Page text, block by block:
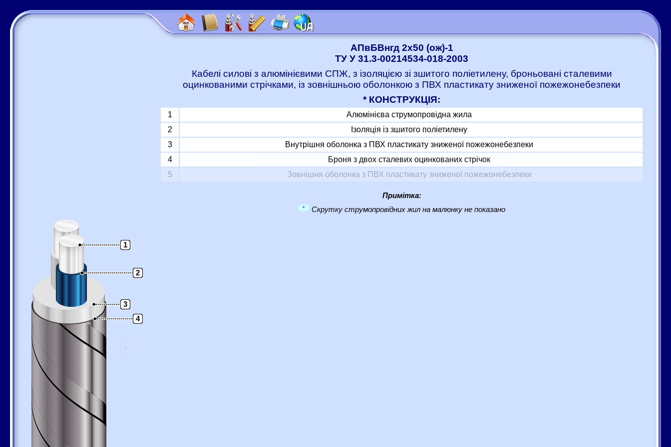
1
2
3
4
АПвБВнгд 2x50 (ож)-1
ТУ У 31.3-00214534-018-2003
Кабелі силові з алюмінієвими СПЖ, з ізоляцією зі зшитого поліетилену, броньовані сталевими
оцинкованими стрічками, із зовнішньою оболонкою з ПВХ пластикату зниженої пожежонебезпеки
* КОНСТРУКЦІЯ:
1
Алюмінієва струмопровідна жила
2
Ізоляція із зшитого поліетилену
3
Внутрішня оболонка з ПВХ пластикату зниженої пожежонебезпеки
4
Броня з двох сталевих оцинкованих стрічок
5
Зовнішня оболонка з ПВХ пластикату зниженої пожежонебезпеки
Примітка:
* Скрутку струмопровідних жил на малюнку не показано